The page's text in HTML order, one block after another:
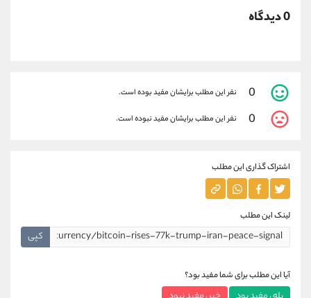
0 دیدگاه
0 نفر این مطلب برایشان مفید بوده است.
0 نفر این مطلب برایشان مفید نبوده است.
اشتراک گذاری این مطلب
لینک این مطلب
کپی
آیا این مطلب برای شما مفید بود؟